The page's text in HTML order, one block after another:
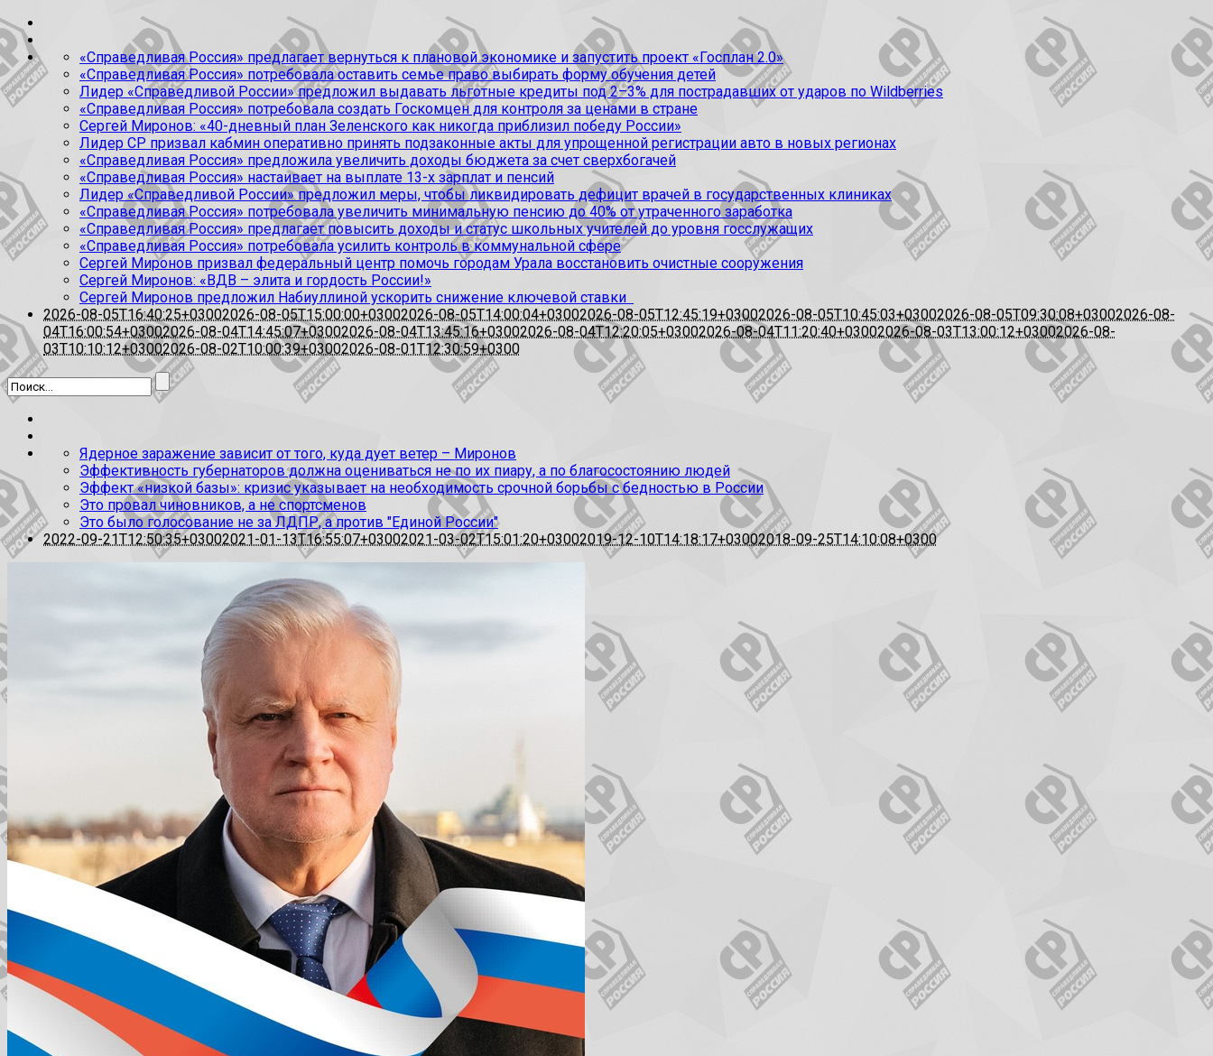
«Справедливая Россия» предлагает вернуться к плановой экономике и запустить проект «Госплан 2.0»
«Справедливая Россия» потребовала оставить семье право выбирать форму обучения детей
Лидер «Справедливой России» предложил выдавать льготные кредиты под 2–3% для пострадавших от ударов по Wildberries
«Справедливая Россия» потребовала создать Госкомцен для контроля за ценами в стране
Сергей Миронов: «40-дневный план Зеленского как никогда приблизил победу России»
Лидер СР призвал кабмин оперативно принять подзаконные акты для упрощенной регистрации авто в новых регионах
«Справедливая Россия» предложила увеличить доходы бюджета за счет сверхбогачей
«Справедливая Россия» настаивает на выплате 13-х зарплат и пенсий
Лидер «Справедливой России» предложил меры, чтобы ликвидировать дефицит врачей в государственных клиниках
«Справедливая Россия» потребовала увеличить минимальную пенсию до 40% от утраченного заработка
«Справедливая Россия» предлагает повысить доходы и статус школьных учителей до уровня госслужащих
«Справедливая Россия» потребовала усилить контроль в коммунальной сфере
Сергей Миронов призвал федеральный центр помочь городам Урала восстановить очистные сооружения
Сергей Миронов: «ВДВ – элита и гордость России!»
Сергей Миронов предложил Набиуллиной ускорить снижение ключевой ставки
2026-08-05T16:40:25+03002026-08-05T15:00:00+03002026-08-05T14:00:04+03002026-08-05T12:45:19+03002026-08-05T10:45:03+03002026-08-05T09:30:08+03002026-08-
04T16:00:54+03002026-08-04T14:45:07+03002026-08-04T13:45:16+03002026-08-04T12:20:05+03002026-08-04T11:20:40+03002026-08-03T13:00:12+03002026-08-
03T10:10:12+03002026-08-02T10:00:39+03002026-08-01T12:30:59+0300
Ядерное заражение зависит от того, куда дует ветер – Миронов
Эффективность губернаторов должна оцениваться не по их пиару, а по благосостоянию людей
Эффект «низкой базы»: кризис указывает на необходимость срочной борьбы с бедностью в России
Это провал чиновников, а не спортсменов
Это было голосование не за ЛДПР, а против "Единой России"
2022-09-21T12:50:35+03002021-01-13T16:55:07+03002021-03-02T15:01:20+03002019-12-10T14:18:17+03002018-09-25T14:10:08+0300